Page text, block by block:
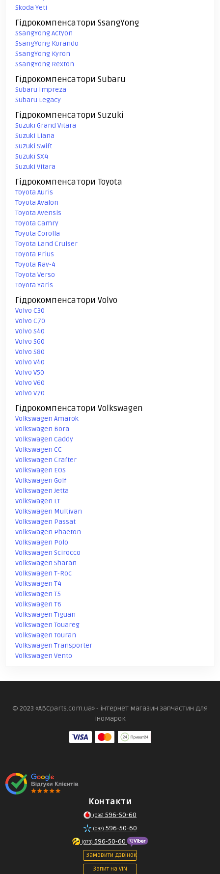
Skoda Yeti
Гідрокомпенсатори SsangYong
SsangYong Actyon
SsangYong Korando
SsangYong Kyron
SsangYong Rexton
Гідрокомпенсатори Subaru
Subaru Impreza
Subaru Legacy
Гідрокомпенсатори Suzuki
Suzuki Grand Vitara
Suzuki Liana
Suzuki Swift
Suzuki SX4
Suzuki Vitara
Гідрокомпенсатори Toyota
Toyota Auris
Toyota Avalon
Toyota Avensis
Toyota Camry
Toyota Corolla
Toyota Land Cruiser
Toyota Prius
Toyota Rav-4
Toyota Verso
Toyota Yaris
Гідрокомпенсатори Volvo
Volvo C30
Volvo C70
Volvo S40
Volvo S60
Volvo S80
Volvo V40
Volvo V50
Volvo V60
Volvo V70
Гідрокомпенсатори Volkswagen
Volkswagen Amarok
Volkswagen Bora
Volkswagen Caddy
Volkswagen CC
Volkswagen Crafter
Volkswagen EOS
Volkswagen Golf
Volkswagen Jetta
Volkswagen LT
Volkswagen Multivan
Volkswagen Passat
Volkswagen Phaeton
Volkswagen Polo
Volkswagen Scirocco
Volkswagen Sharan
Volkswagen T-Roc
Volkswagen T4
Volkswagen T5
Volkswagen T6
Volkswagen Tiguan
Volkswagen Touareg
Volkswagen Touran
Volkswagen Transporter
Volkswagen Vento
© 2023 «ABCparts.com.ua» - інтернет магазин запчастин для
іномарок
Контакти
(095) 596-50-60
(097) 596-50-60
(073) 596-50-60
Замовити дзвінок
Запит на VIN